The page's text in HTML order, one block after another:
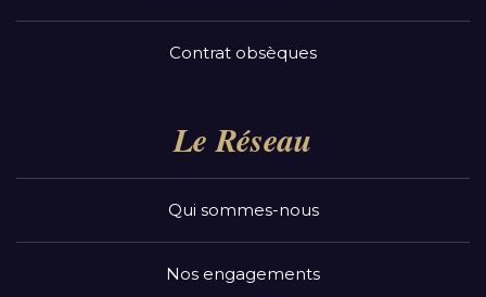
Contrat obsèques
Le Réseau
Qui sommes-nous
Nos engagements